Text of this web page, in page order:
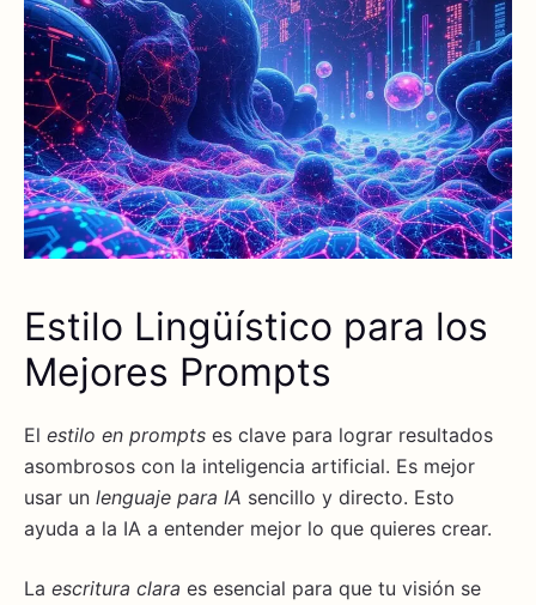
Estilo Lingüístico para los
Mejores Prompts
El estilo en prompts es clave para lograr resultados
asombrosos con la inteligencia artificial. Es mejor
usar un lenguaje para IA sencillo y directo. Esto
ayuda a la IA a entender mejor lo que quieres crear.
La escritura clara es esencial para que tu visión se